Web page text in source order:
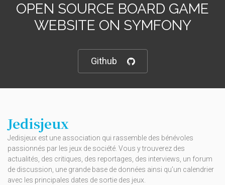
OPEN SOURCE BOARD GAME
WEBSITE ON SYMFONY
Github
Jedisjeux
Jedisjeux est une association qui rassemble des bénévoles
passionnés par les jeux de société. Vous y trouverez des
actualités, des critiques, des reportages, des interviews, un forum
de discussion, une grande base de données ainsi qu’un calendrier
avec les principales dates de sortie des jeux.